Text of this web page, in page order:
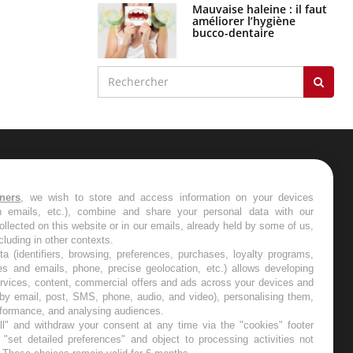
Mauvaise haleine : il faut
améliorer l’hygiène
bucco-dentaire
les semaines les meilleures
, we wish to store and access information on your devices
emails, etc.), combine and share your personal data with our
on this website or in our emails, already held by some of us,
in other contexts.
(identifiers, browsing, preferences, purchases, loyalty programs,
and emails, phone, precise geolocation, etc.) allows developing
content, commercial offers and ads across your devices and
email, post, SMS, phone, audio, and video), personalising them,
and analysing audiences.
and withdraw your consent at any time via the "cookies" footer
detailed preferences" and object to processing activities not